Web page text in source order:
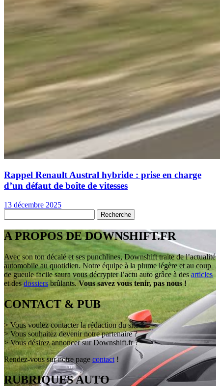
Rappel Renault Austral hybride : prise en charge
d’un défaut de boîte de vitesses
13 décembre 2025
A PROPOS DE DOWNSHIFT.FR
Avec son ton décalé et ses punchlines, Downshift traite de l’actualité
automobile au quotidien. Notre équipe à la plume légère et au coup
de gueule facile saura vous décrypter l’actu auto grâce à des articles
et des dossiers brûlants. Vous savez vous tenir, pas nous !
CONTACT & PUB
> Vous voulez contacter la rédaction du site ?
> Vous souhaitez devenir notre partenaire ?
> Vous désirez annoncer sur Downshift.fr ?
Rendez-vous sur notre page contact !
RUBRIQUES AUTO